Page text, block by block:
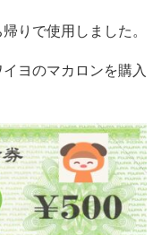
りで使用しました。
ヨのマカロンを購入